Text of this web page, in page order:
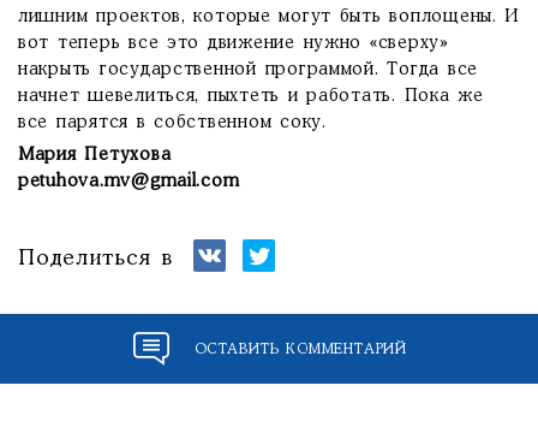
лишним проектов, которые могут быть воплощены. И
вот теперь все это движение нужно «сверху»
накрыть государственной программой. Тогда все
начнет шевелиться, пыхтеть и работать. Пока же
все парятся в собственном соку.
Мария Петухова
petuhova.mv@gmail.com
Поделиться в
ОСТАВИТЬ КОММЕНТАРИЙ